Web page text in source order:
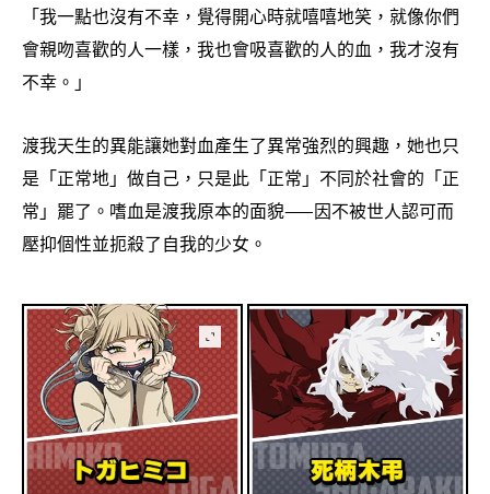
「我一點也沒有不幸 ， 覺得開心時就嘻嘻地笑 ， 就像你們
會親吻喜歡的人一樣 ， 我也會吸喜歡的人的血 ， 我才沒有
不幸。」
渡我天生的異能讓她對血產生了異常強烈的興趣 ， 她也只
是「正常地」做自己 ， 只是此「正常」不同於社會的「正
常」罷了。嗜血是渡我原本的面貌⸺因不被世人認可而
壓抑個性並扼殺了自我的少女。